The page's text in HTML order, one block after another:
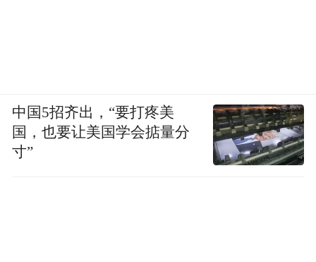
中国5招齐出，“要打疼美
国，也要让美国学会掂量分
寸”